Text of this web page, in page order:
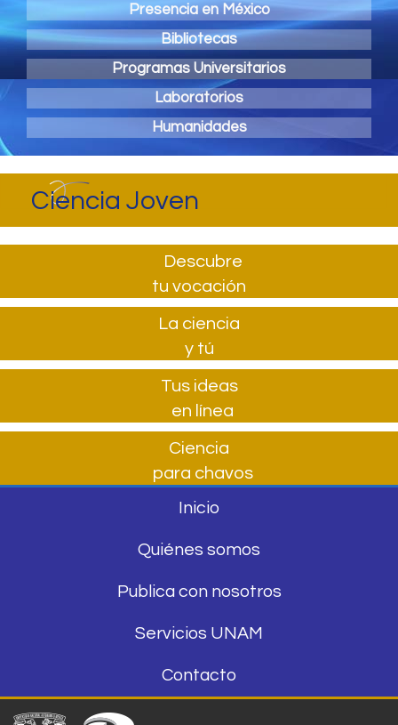
Presencia en México
Bibliotecas
Programas Universitarios
Laboratorios
Humanidades
Ciencia Joven
Descubre
tu vocación
La ciencia
y tú
Tus ideas
en línea
Ciencia
para chavos
Inicio
Quiénes somos
Publica con nosotros
Servicios UNAM
Contacto